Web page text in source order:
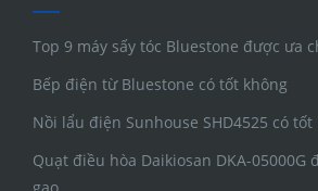
Top 9 máy sấy tóc Bluestone được ưa
Bếp điện từ Bluestone có tốt không
Nồi lẩu điện Sunhouse SHD4525 có tốt
Quạt điều hòa Daikiosan DKA-05000G